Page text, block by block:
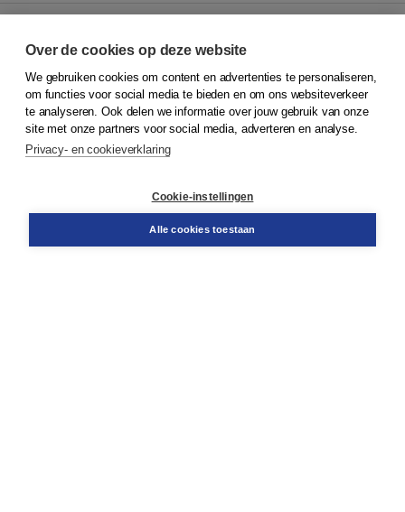
Algemene voorwaarden
Algemene voorwaarden zakelijk
Over de cookies op deze website
We gebruiken cookies om content en advertenties te personaliseren,
om functies voor social media te bieden en om ons websiteverkeer
te analyseren. Ook delen we informatie over jouw gebruik van onze
site met onze partners voor social media, adverteren en analyse.
Privacy- en cookieverklaring
Cookie-instellingen
Alle cookies toestaan